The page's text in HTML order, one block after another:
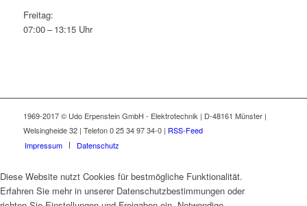
Freitag:
07:00 – 13:15 Uhr
1969-2017 © Udo Erpenstein GmbH - Elektrotechnik | D-48161 Münster |
Welsingheide 32 | Telefon 0 25 34 97 34-0 | RSS-Feed
Impressum
Datenschutz
Diese Website nutzt Cookies für bestmögliche Funktionalität.
Erfahren Sie mehr in unserer Datenschutzbestimmungen oder